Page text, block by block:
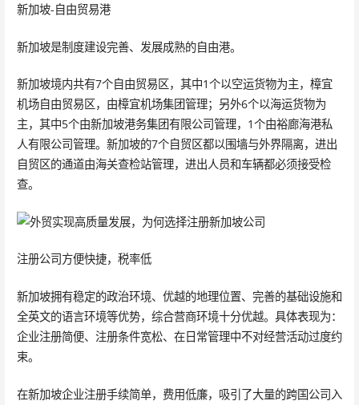
新加坡-自由贸易港
新加坡是制度建设完善、发展成熟的自由港。
新加坡境内共有7个自由贸易区，其中1个以空运货物为主，樟宜
机场自由贸易区，由樟宜机场集团管理；另外6个以海运货物为
主，其中5个由新加坡港务集团有限公司管理，1个由裕廊海港私
人有限公司管理。新加坡的7个自贸区都以围墙与外界隔离，进出
自贸区的通道由海关查检站管理，进出人员和车辆都必须接受检
查。
注册公司方便快捷，税率低
新加坡拥有稳定的政治环境、优越的地理位置、完善的基础设施和
全英文的语言环境等优势，综合营商环境十分优越。具体表现为：
企业注册简便、注册条件宽松、在日常管理中不对经营活动过度约
束。
在新加坡企业注册手续简单，费用低廉，吸引了大量的跨国公司入